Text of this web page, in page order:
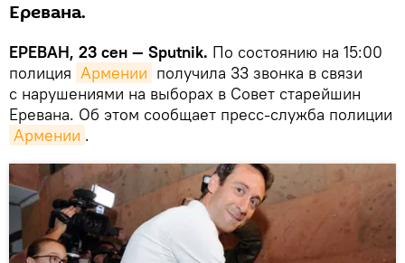
Еревана.
ЕРЕВАН, 23 сен — Sputnik. По состоянию на 15:00
полиция Армении получила 33 звонка в связи
с нарушениями на выборах в Совет старейшин
Еревана. Об этом сообщает пресс-служба полиции
Армении .